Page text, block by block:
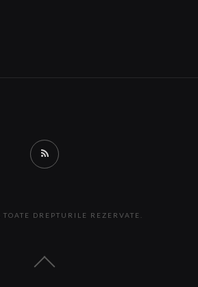
RSS
TOATE DREPTURILE REZERVATE.
Back